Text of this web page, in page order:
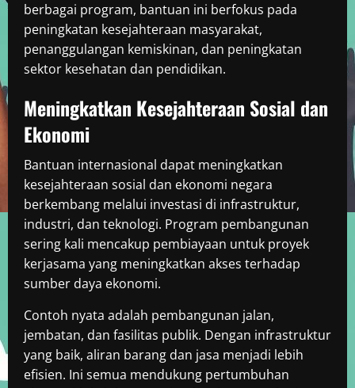
berbagai program, bantuan ini berfokus pada
peningkatan kesejahteraan masyarakat,
penanggulangan kemiskinan, dan peningkatan
sektor kesehatan dan pendidikan.
Meningkatkan Kesejahteraan Sosial dan
Ekonomi
Bantuan internasional dapat meningkatkan
kesejahteraan sosial dan ekonomi negara
berkembang melalui investasi di infrastruktur,
industri, dan teknologi. Program pembangunan
sering kali mencakup pembiayaan untuk proyek
kerjasama yang meningkatkan akses terhadap
sumber daya ekonomi.
Contoh nyata adalah pembangunan jalan,
jembatan, dan fasilitas publik. Dengan infrastruktur
yang baik, aliran barang dan jasa menjadi lebih
efisien. Ini semua mendukung pertumbuhan